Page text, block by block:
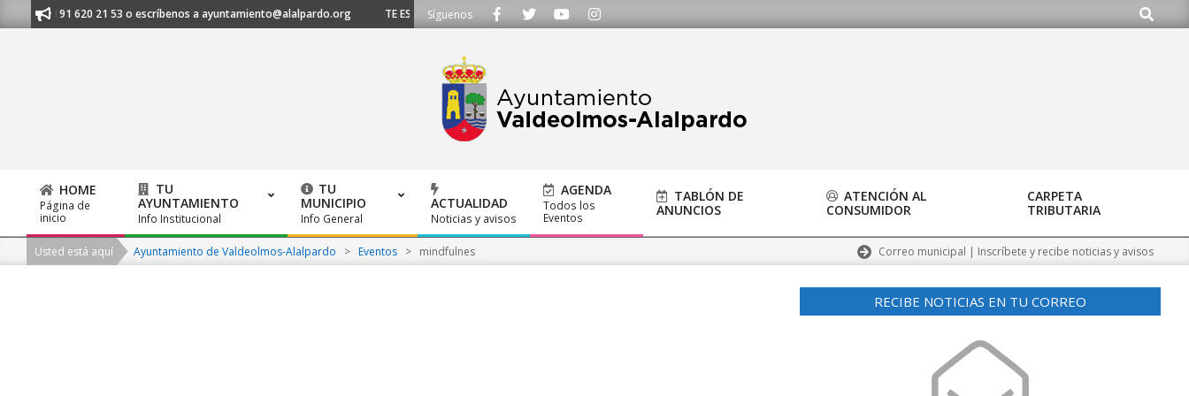
to
al 91 620 21 53 o escríbenos a ayuntamiento@alalpardo.org TE ESCUCHAMOS - Llámanos al 91 620 21 53 o escríbenos a ayuntamiento@alalpardo.org
Síguenos Buscar
Primary
Navigation
Menu
HOME
Página de
inicio
TU
AYUNTAMIENTO
Info Institucional
TU
MUNICIPIO
Info General
ACTUALIDAD
Noticias y avisos
AGENDA
Todos los
Eventos
TABLÓN DE
ANUNCIOS
ATENCIÓN AL
CONSUMIDOR
CARPETA
TRIBUTARIA
Usted está aquí Ayuntamiento de Valdeolmos-Alalpardo > Eventos > mindfulnes Correo municipal | Inscríbete y recibe noticias y avisos
RECIBE NOTICIAS EN TU CORREO